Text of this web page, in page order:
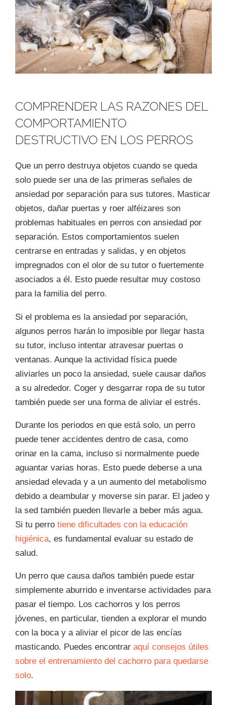
COMPRENDER LAS RAZONES DEL
COMPORTAMIENTO
DESTRUCTIVO EN LOS PERROS
Que un perro destruya objetos cuando se queda
solo puede ser una de las primeras señales de
ansiedad por separación para sus tutores. Masticar
objetos, dañar puertas y roer alféizares son
problemas habituales en perros con ansiedad por
separación. Estos comportamientos suelen
centrarse en entradas y salidas, y en objetos
impregnados con el olor de su tutor o fuertemente
asociados a él. Esto puede resultar muy costoso
para la familia del perro.
Si el problema es la ansiedad por separación,
algunos perros harán lo imposible por llegar hasta
su tutor, incluso intentar atravesar puertas o
ventanas. Aunque la actividad física puede
aliviarles un poco la ansiedad, suele causar daños
a su alrededor. Coger y desgarrar ropa de su tutor
también puede ser una forma de aliviar el estrés.
Durante los periodos en que está solo, un perro
puede tener accidentes dentro de casa, como
orinar en la cama, incluso si normalmente puede
aguantar varias horas. Esto puede deberse a una
ansiedad elevada y a un aumento del metabolismo
debido a deambular y moverse sin parar. El jadeo y
la sed también pueden llevarle a beber más agua.
Si tu perro tiene dificultades con la educación
higiénica, es fundamental evaluar su estado de
salud.
Un perro que causa daños también puede estar
simplemente aburrido e inventarse actividades para
pasar el tiempo. Los cachorros y los perros
jóvenes, en particular, tienden a explorar el mundo
con la boca y a aliviar el picor de las encías
masticando. Puedes encontrar aquí consejos útiles
sobre el entrenamiento del cachorro para quedarse
solo.